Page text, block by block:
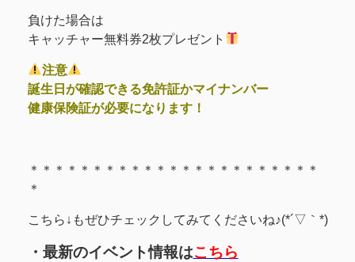
負けた場合は
キャッチャー無料券2枚プレゼント
注意
誕生日が確認できる免許証かマイナンバー
健康保険証が必要になります！
＊＊＊＊＊＊＊＊＊＊＊＊＊＊＊＊＊＊＊＊＊＊＊
＊
こちら↓もぜひチェックしてみてくださいね♪(*´▽｀*)
・最新のイベント情報はこちら